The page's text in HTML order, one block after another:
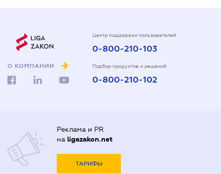
О КОМПАНИИ
Центр поддержки пользователей
0-800-210-103
Подбор продуктов и решений
0-800-210-102
Реклама и PR
на ligazakon.net
ТАРИФЫ